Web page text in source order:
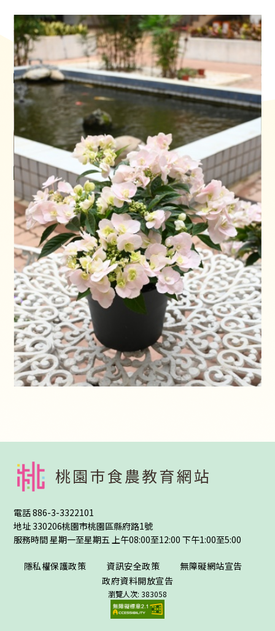
電話886-3-3322101
地址330206桃園市桃園區縣府路1號
服務時間 星期一至星期五 上午08:00至12:00 下午1:00至5:00
隱私權保護政策 資訊安全政策
無障礙網站宣告
政府資料開放宣告
瀏覽人次: 383058